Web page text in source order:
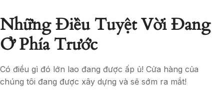
Những Điều Tuyệt Vời Đang
Ở Phía Trước
Có điều gì đó lớn lao đang được ấp ủ! Cửa hàng của
chúng tôi đang được xây dựng và sẽ sớm ra mắt!